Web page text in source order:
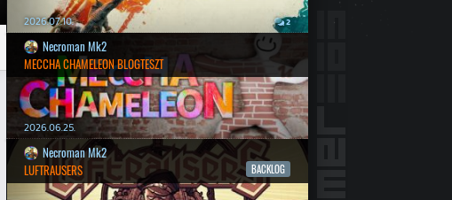
2026.07.10. 2
Necroman Mk2
MECCHA CHAMELEON BLOGTESZT
2026.06.25.
Necroman Mk2
LUFTRAUSERS
BACKLOG